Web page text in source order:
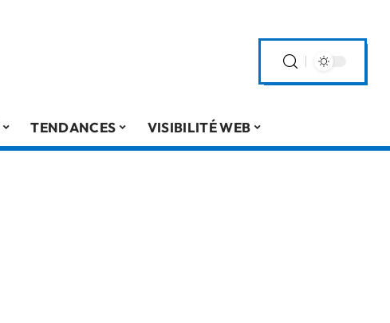
TENDANCES VISIBILITÉ WEB